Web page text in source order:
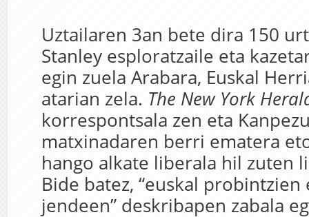
Uztailaren 3an bete dira 150
Stanley esploratzaile eta
egin zuela Arabara, Euskal
atarian zela. The New York
korrespontsala zen eta
matxinadaren berri ematera
hango alkate liberala hil zuten
Bide batez, “euskal probintzien
jendeen” deskribapen zabala